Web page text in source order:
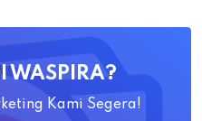
WASPIRA?
Kami Segera!